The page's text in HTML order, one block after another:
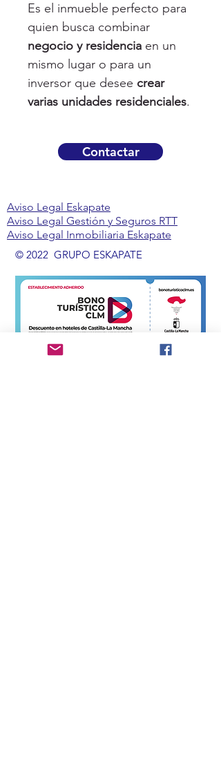
Es el inmueble perfecto para
quien busca combinar
negocio y residencia en un
mismo lugar o para un
inversor que desee crear
varias unidades residenciales.
Contactar
Aviso Legal Eskapate
Aviso Legal Gestión y Seguros RTT
Aviso Legal Inmobiliaria Eskapate
© 2022 GRUPO ESKAPATE